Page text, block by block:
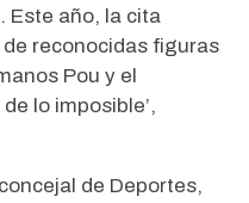
Este año, la cita
reconocidas figuras
Pou y el
lo imposible’,
de Deportes,